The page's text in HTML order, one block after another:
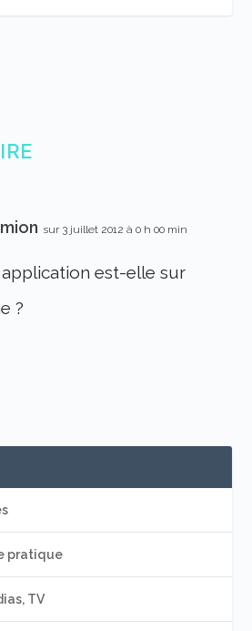
sur 3 juillet 2012 à 0 h 00 min
est-elle sur
?
pratique
TV